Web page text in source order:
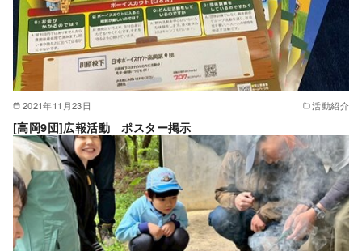
2021年11月23日 活動紹介
[高岡9団]広報活動 ポスター掲示